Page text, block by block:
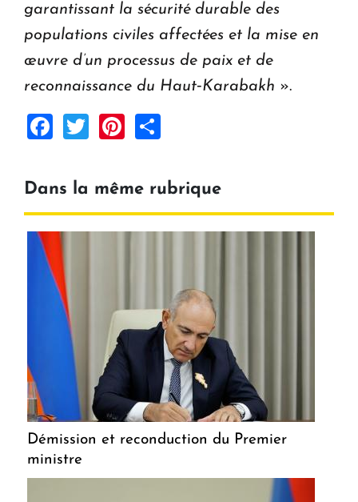
garantissant la sécurité durable des
populations civiles affectées et la mise en
œuvre d’un processus de paix et de
reconnaissance du Haut‑Karabakh ».
Facebook
TwitterPinterest
Dans la même rubrique
Démission et reconduction du Premier
ministre